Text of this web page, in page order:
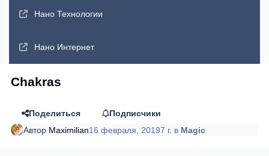
Нано Технологии
Нано Интернет
Chakras
Поделиться
Подписчики
Автор Maximilian16 февраля, 20197 г. в Magic